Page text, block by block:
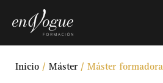
Inicio / Máster / Máster